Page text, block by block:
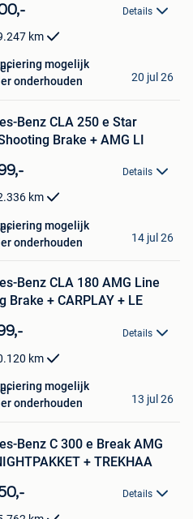
Details
km
mogelijk
onderhouden
20 jul 26
Benz CLA 250 e Star
Brake + AMG LI
Details
km
mogelijk
onderhouden
14 jul 26
Benz CLA 180 AMG Line
Brake + CARPLAY + LE
Details
km
mogelijk
onderhouden
13 jul 26
Benz C 300 e Break AMG
+ TREKHAA
Details